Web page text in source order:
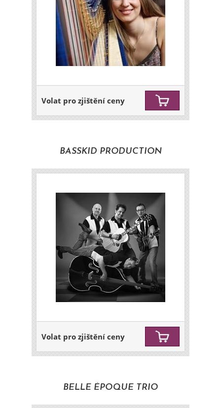
Volat pro zjištění ceny
BASSKID PRODUCTION
Volat pro zjištění ceny
BELLE ÉPOQUE TRIO